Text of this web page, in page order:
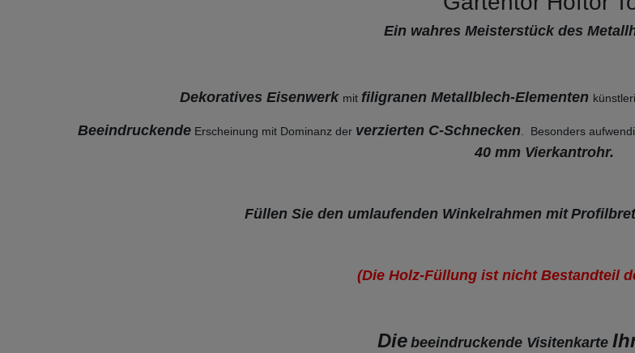
Ein wahres Meisterstück des
Dekoratives Eisenwerk mit filigranen Metallblech-Elementen
Beeindruckende Erscheinung mit Dominanz der verzierten C-Schnecken. Besonders
40 mm Vierkantrohr.
Füllen Sie den umlaufenden Winkelrahmen mit
(Die Holz-Füllung ist nicht Bestandteil
Die beeindruckende Visitenkarte